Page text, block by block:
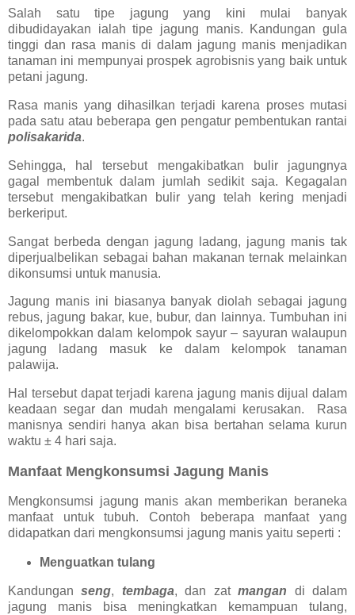
Salah satu tipe jagung yang kini mulai banyak
dibudidayakan ialah tipe jagung manis. Kandungan gula
tinggi dan rasa manis di dalam jagung manis menjadikan
tanaman ini mempunyai prospek agrobisnis yang baik untuk
petani jagung.
Rasa manis yang dihasilkan terjadi karena proses mutasi
pada satu atau beberapa gen pengatur pembentukan rantai
polisakarida.
Sehingga, hal tersebut mengakibatkan bulir jagungnya
gagal membentuk dalam jumlah sedikit saja. Kegagalan
tersebut mengakibatkan bulir yang telah kering menjadi
berkeriput.
Sangat berbeda dengan jagung ladang, jagung manis tak
diperjualbelikan sebagai bahan makanan ternak melainkan
dikonsumsi untuk manusia.
Jagung manis ini biasanya banyak diolah sebagai jagung
rebus, jagung bakar, kue, bubur, dan lainnya. Tumbuhan ini
dikelompokkan dalam kelompok sayur – sayuran walaupun
jagung ladang masuk ke dalam kelompok tanaman
palawija.
Hal tersebut dapat terjadi karena jagung manis dijual dalam
keadaan segar dan mudah mengalami kerusakan. Rasa
manisnya sendiri hanya akan bisa bertahan selama kurun
waktu ± 4 hari saja.
Manfaat Mengkonsumsi Jagung Manis
Mengkonsumsi jagung manis akan memberikan beraneka
manfaat untuk tubuh. Contoh beberapa manfaat yang
didapatkan dari mengkonsumsi jagung manis yaitu seperti :
Menguatkan tulang
Kandunganseng, tembaga, dan zatmangan di dalam
jagung manis bisa meningkatkan kemampuan tulang,